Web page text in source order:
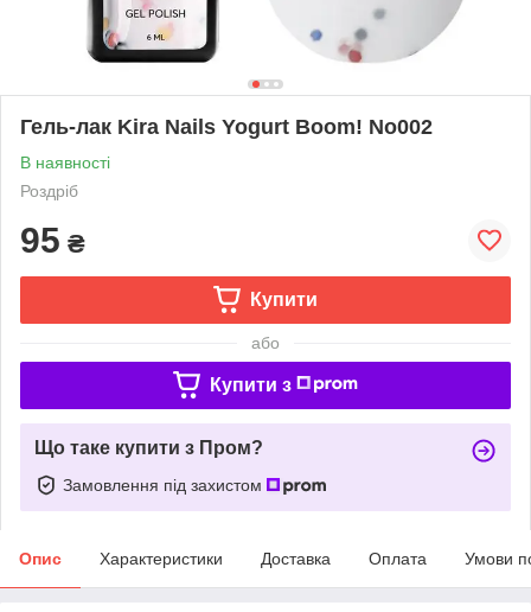
Гель-лак Kira Nails Yogurt Boom! No002
В наявності
Роздріб
95 ₴
Купити
або
Купити з
Що таке купити з Пром?
Замовлення під захистом
Опис Характеристики Доставка Оплата Умови